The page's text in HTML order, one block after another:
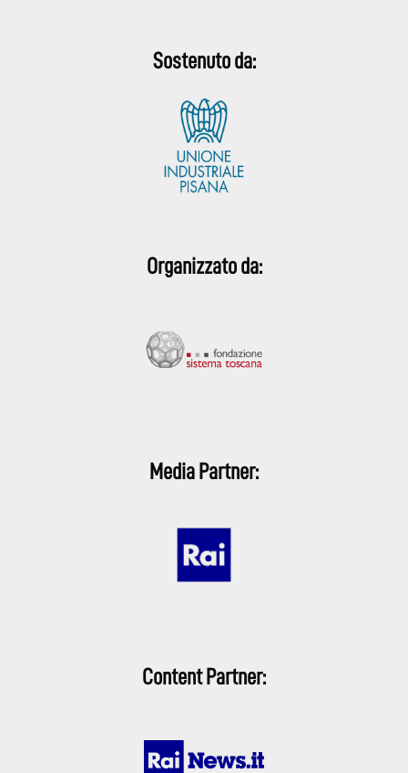
Sostenuto da:
Organizzato da:
Media Partner:
Content Partner: